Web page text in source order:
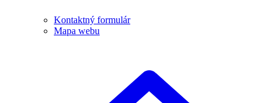
Kontaktný formulár
Mapa webu